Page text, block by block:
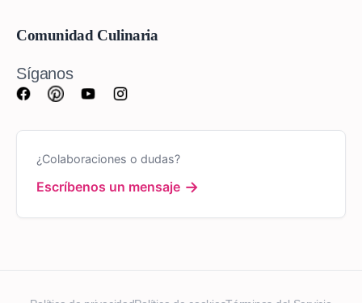
Comunidad Culinaria
Síganos
¿Colaboraciones o dudas?
Escríbenos un mensaje →